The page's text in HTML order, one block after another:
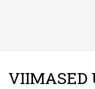
VIIMASED